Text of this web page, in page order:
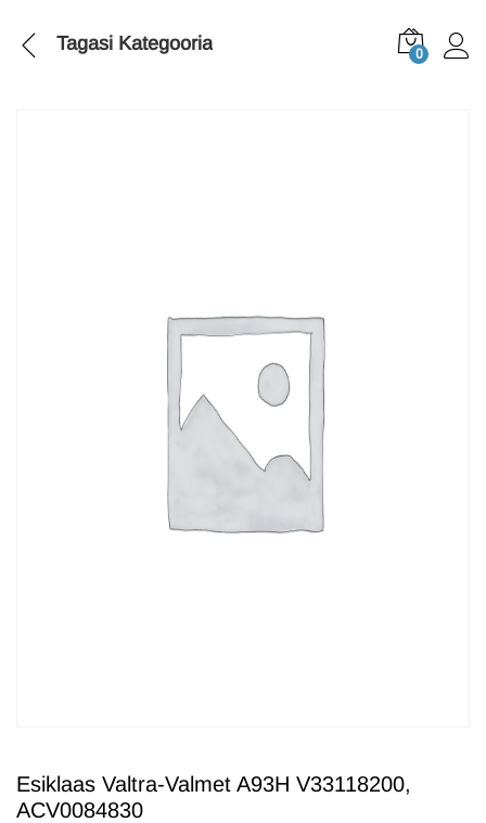
Tagasi Kategooria 0
Esiklaas Valtra-Valmet A93H V33118200,
ACV0084830